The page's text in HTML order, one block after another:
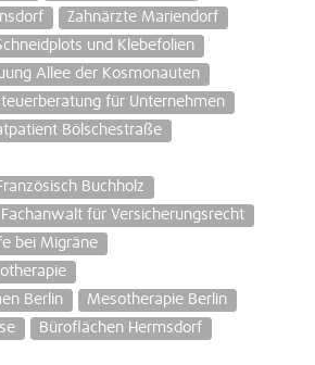
Zahnärzte Mariendorf
und Klebefolien
Allee der Kosmonauten
für Unternehmen
Bölschestraße
Buchholz
Fachanwalt für Versicherungsrecht
bei Migräne
Berlin
Mesotherapie Berlin
Büroflächen Hermsdorf